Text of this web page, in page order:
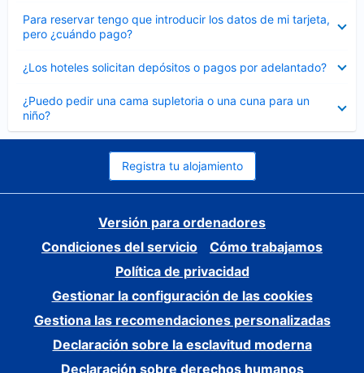
Para reservar tengo que introducir los datos de mi tarjeta,
pero ¿cuándo pago?
cerrado
¿Los hoteles solicitan depósitos o pagos por adelantado?
cerrado
¿Puedo pedir una cama supletoria o una cuna para un
niño?
cerrado
Registra tu alojamiento
Versión para ordenadores
Condiciones del servicio
Cómo trabajamos
Política de privacidad
Gestionar la configuración de las cookies
Gestiona las recomendaciones personalizadas
Declaración sobre la esclavitud moderna
Declaración sobre derechos humanos